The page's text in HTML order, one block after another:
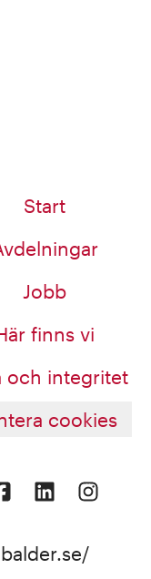
Start
Jobb
finns vi
och integritet
cookies
balder.se/